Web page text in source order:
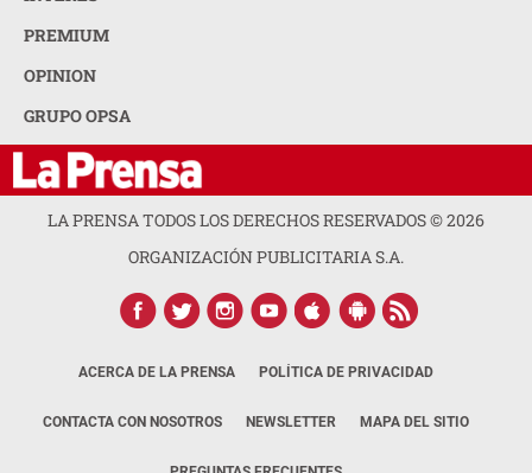
PREMIUM
OPINION
GRUPO OPSA
LA PRENSA TODOS LOS DERECHOS RESERVADOS ©2026
ORGANIZACIÓN PUBLICITARIA S.A.
ACERCA DE LA PRENSA POLÍTICA DE PRIVACIDAD
CONTACTA CON NOSOTROS NEWSLETTER MAPA DEL SITIO